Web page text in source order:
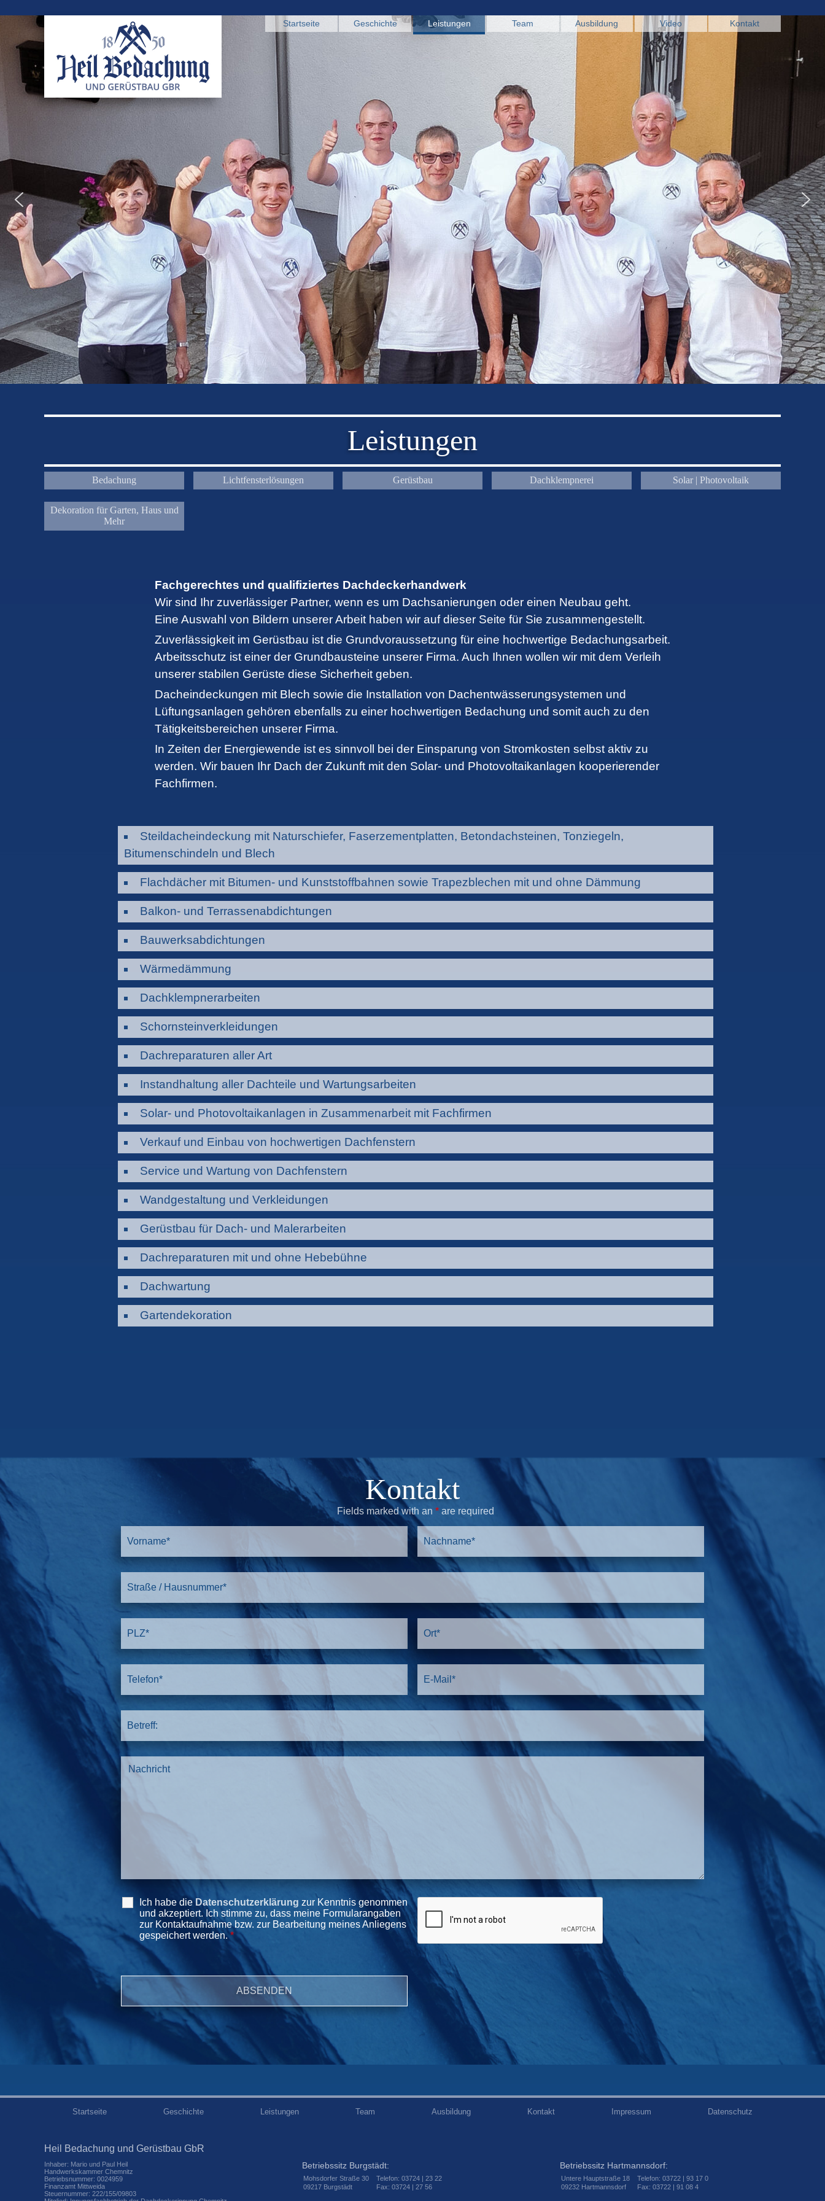
Startseite Geschichte Leistungen Team Ausbildung Video Kontakt
Leistungen
Bedachung Lichtfensterlösungen Gerüstbau Dachklempnerei Solar | Photovoltaik
Dekoration für Garten, Haus und
Mehr
Fachgerechtes und qualifiziertes Dachdeckerhandwerk
Wir sind Ihr zuverlässiger Partner, wenn es um Dachsanierungen oder einen Neubau geht.
Eine Auswahl von Bildern unserer Arbeit haben wir auf dieser Seite für Sie zusammengestellt.
Zuverlässigkeit im Gerüstbau ist die Grundvoraussetzung für eine hochwertige Bedachungsarbeit.
Arbeitsschutz ist einer der Grundbausteine unserer Firma. Auch Ihnen wollen wir mit dem Verleih
unserer stabilen Gerüste diese Sicherheit geben.
Dacheindeckungen mit Blech sowie die Installation von Dachentwässerungsystemen und
Lüftungsanlagen gehören ebenfalls zu einer hochwertigen Bedachung und somit auch zu den
Tätigkeitsbereichen unserer Firma.
In Zeiten der Energiewende ist es sinnvoll bei der Einsparung von Stromkosten selbst aktiv zu
werden. Wir bauen Ihr Dach der Zukunft mit den Solar- und Photovoltaikanlagen kooperierender
Fachfirmen.
Steildacheindeckung mit Naturschiefer, Faserzementplatten, Betondachsteinen, Tonziegeln,
Bitumenschindeln und Blech
Flachdächer mit Bitumen- und Kunststoffbahnen sowie Trapezblechen mit und ohne Dämmung
Balkon- und Terrassenabdichtungen
Bauwerksabdichtungen
Wärmedämmung
Dachklempnerarbeiten
Schornsteinverkleidungen
Dachreparaturen aller Art
Instandhaltung aller Dachteile und Wartungsarbeiten
Solar- und Photovoltaikanlagen in Zusammenarbeit mit Fachfirmen
Verkauf und Einbau von hochwertigen Dachfenstern
Service und Wartung von Dachfenstern
Wandgestaltung und Verkleidungen
Gerüstbau für Dach- und Malerarbeiten
Dachreparaturen mit und ohne Hebebühne
Dachwartung
Gartendekoration
Kontakt
Fields marked with an *are required
Ich habe die Datenschutzerklärung zur Kenntnis genommen
und akzeptiert. Ich stimme zu, dass meine Formularangaben
zur Kontaktaufnahme bzw. zur Bearbeitung meines Anliegens
gespeichert werden.*
Startseite Geschichte Leistungen Team Ausbildung Kontakt Impressum Datenschutz
Heil Bedachung und Gerüstbau GbR
Inhaber: Mario und Paul Heil
Handwerkskammer Chemnitz
Betriebsnummer: 0024959
Finanzamt Mittweida
Steuernummer: 222/155/09803
Betriebssitz Burgstädt:
Mohsdorfer Straße 30
Telefon: 03724 | 23 22
09217 Burgstädt
Fax: 03724 | 27 56
Betriebssitz Hartmannsdorf:
Untere Hauptstraße 18
Telefon: 03722 | 93 17 0
09232 Hartmannsdorf
Fax: 03722 | 91 08 4